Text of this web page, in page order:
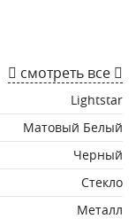
смотреть все
Lightstar
Матовый Белый
Черный
Стекло
Металл